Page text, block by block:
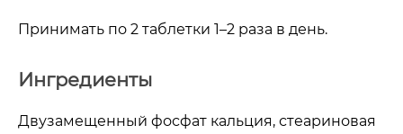
Принимать по 2 таблетки 1–2 раза в день.
Ингредиенты
Двузамещенный фосфат кальция, стеариновая